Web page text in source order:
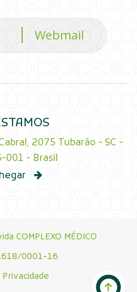
Webmail
2075 Tubarão - SC -
001 - Brasil
COMPLEXO MÉDICO
0001-16